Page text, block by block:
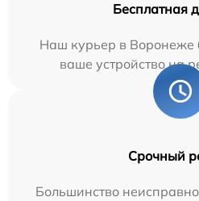
Бесплатная
Наш курьер в Воронеже
ваше устройство на
Срочный
Большинство